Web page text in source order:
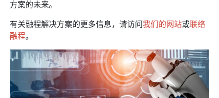
方案的未来。
有关融程解决方案的更多信息，请访问我们的网站或联络
融程。